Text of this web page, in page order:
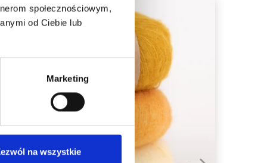
społecznościowym,
od Ciebie lub
Marketing
na wszystkie